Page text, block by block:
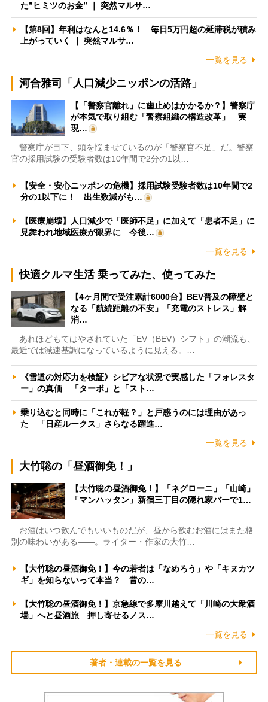
た”ヒミツのお金” ｜ 突然マルサ…
【第8回】年利はなんと14.6％！ 毎日5万円超の延滞税が積み
上がっていく ｜ 突然マルサ…
一覧を見る
河合雅司「人口減少ニッポンの活路」
【「警察官離れ」に歯止めはかかるか？】警察庁
が本気で取り組む「警察組織の構造改革」 実
現…
警察庁が目下、頭を悩ませているのが「警察官不足」だ。警察
官の採用試験の受験者数は10年間で2分の1以…
【安全・安心ニッポンの危機】採用試験受験者数は10年間で2
分の1以下に！ 出生数減がも…
【医療崩壊】人口減少で「医師不足」に加えて「患者不足」に
見舞われ地域医療が限界に 今後…
一覧を見る
快適クルマ生活 乗ってみた、使ってみた
【4ヶ月間で受注累計6000台】BEV普及の障壁と
なる「航続距離の不安」「充電のストレス」解
消…
あれほどもてはやされていた「EV（BEV）シフト」の潮流も、
最近では減速基調になっているように見える。…
《雪道の対応力を検証》シビアな状況で実感した「フォレスタ
ー」の真価 「ターボ」と「スト…
乗り込むと同時に「これが軽？」と戸惑うのには理由があっ
た 「日産ルークス」さらなる躍進…
一覧を見る
大竹聡の「昼酒御免！」
【大竹聡の昼酒御免！】「ネグローニ」「山崎」
「マンハッタン」新宿三丁目の隠れ家バーで1…
お酒はいつ飲んでもいいものだが、昼から飲むお酒にはまた格
別の味わいがある――。ライター・作家の大竹…
【大竹聡の昼酒御免！】今の若者は「なめろう」や「キヌカツ
ギ」を知らないって本当？ 昔の…
【大竹聡の昼酒御免！】京急線で多摩川越えて「川崎の大衆酒
場」へと昼酒旅 押し寄せるノス…
一覧を見る
著者・連載の一覧を見る